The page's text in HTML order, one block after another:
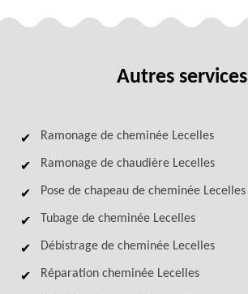
Autres services
Ramonage de cheminée Lecelles
Ramonage de chaudière Lecelles
Pose de chapeau de cheminée Lecelles
Tubage de cheminée Lecelles
Débistrage de cheminée Lecelles
Réparation cheminée Lecelles